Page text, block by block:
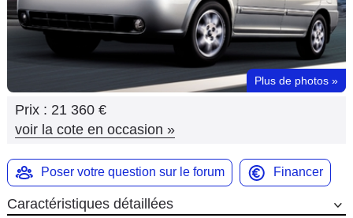
Services
Moto
Marques
Plus de photos »
Prix : 21 360 €
voir la cote en occasion »
Poser votre question sur le forum Financer
Caractéristiques détaillées